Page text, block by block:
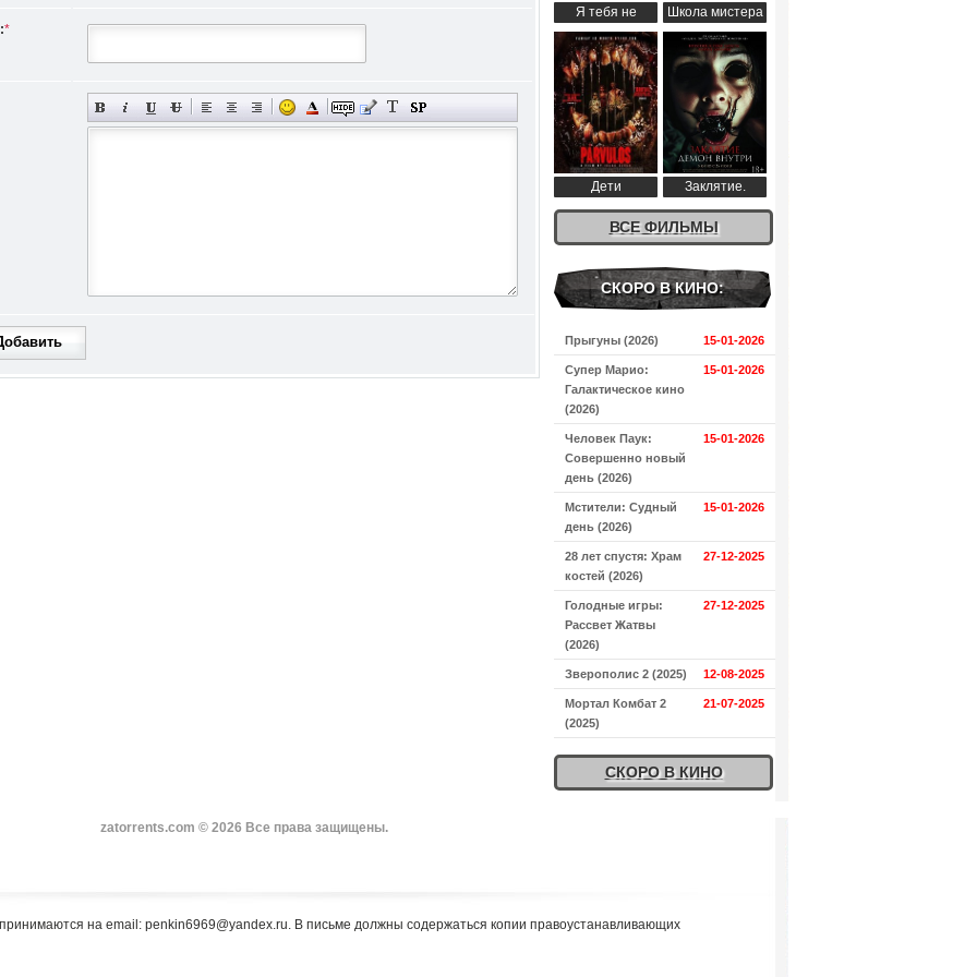
*
Я тебя не
понимаю (2024)
Школа мистера
Пингвина (2024)
Дети
апокалипсиса
(2024)
Заклятие.
Демон внутри
(2024)
ВСЕ ФИЛЬМЫ
СКОРО В КИНО:
Прыгуны (2026) 15-01-2026
Супер Марио:
Галактическое кино
(2026)
15-01-2026
Человек Паук:
Совершенно новый
день (2026)
15-01-2026
Мстители: Судный
день (2026)
15-01-2026
28 лет спустя: Храм
костей (2026)
27-12-2025
Голодные игры:
Рассвет Жатвы
(2026)
27-12-2025
Зверополис 2 (2025) 12-08-2025
Мортал Комбат 2
(2025)
21-07-2025
СКОРО В КИНО
zatorrents.com © 2026 Все права защищены.
на email: penkin6969@yandex.ru. В письме должны содержаться копии правоустанавливающих